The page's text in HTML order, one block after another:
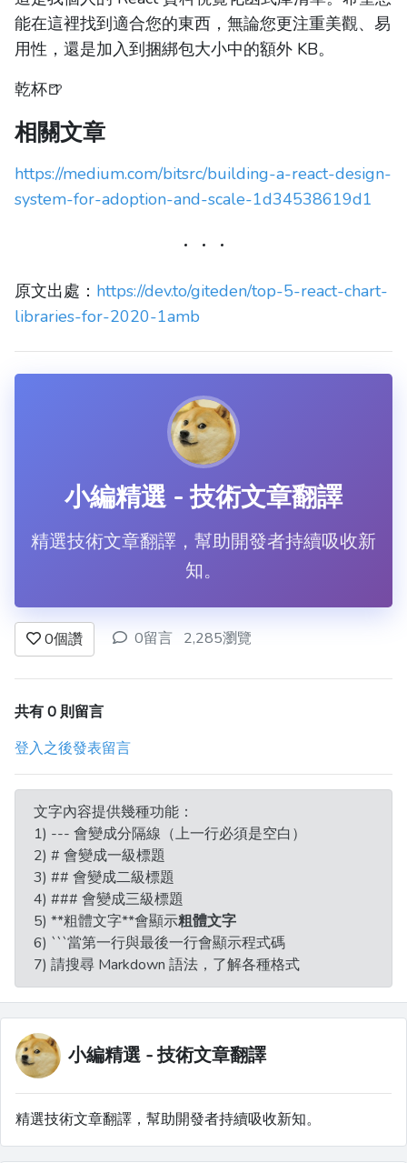
能在這裡找到適合您的東西，無論您更注重美觀、易
用性，還是加入到捆綁包大小中的額外 KB。
乾杯🍺
相關文章
https://medium.com/bitsrc/building-a-react-design-
system-for-adoption-and-scale-1d34538619d1
原文出處： https://dev.to/giteden/top-5-react-chart-
libraries-for-2020-1amb
小編精選 - 技術文章翻譯
精選技術文章翻譯，幫助開發者持續吸收新
知。
0個讚 0留言 2,285瀏覽
共有 0 則留言
登入之後發表留言
文字內容提供幾種功能：
1) --- 會變成分隔線（上一行必須是空白）
2) # 會變成一級標題
3) ## 會變成二級標題
4) ### 會變成三級標題
5) **粗體文字**會顯示粗體文字
6) ```當第一行與最後一行會顯示程式碼
7) 請搜尋 Markdown 語法，了解各種格式
小編精選 - 技術文章翻譯
精選技術文章翻譯，幫助開發者持續吸收新知。